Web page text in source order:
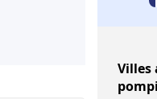
Villes